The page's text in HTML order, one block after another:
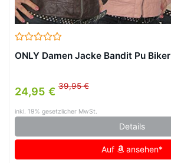
ONLY Damen Jacke Bandit Pu Biker
24,95 € 39,95 €
inkl. 19% gesetzlicher MwSt.
Details
Auf ansehen*